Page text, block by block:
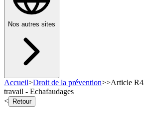
Nos autres sites
Accueil>Droit de la prévention>>Article
travail - Echafaudages
<
Retour